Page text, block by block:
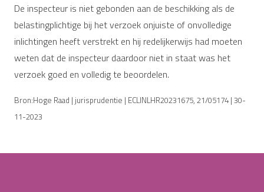
De inspecteur is niet gebonden aan de beschikking als de
belastingplichtige bij het verzoek onjuiste of onvolledige
inlichtingen heeft verstrekt en hij redelijkerwijs had moeten
weten dat de inspecteur daardoor niet in staat was het
verzoek goed en volledig te beoordelen.
Bron:Hoge Raad | jurisprudentie | ECLINLHR20231675, 21/05174 | 30-
11-2023